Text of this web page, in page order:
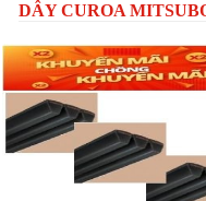
DÂY CUROA